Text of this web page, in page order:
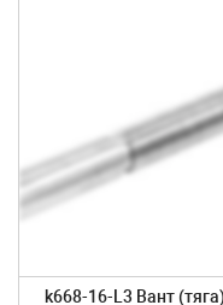
k668-16-L3 Вант